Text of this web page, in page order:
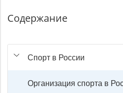
Содержание
Спорт в России
Организация спорта в